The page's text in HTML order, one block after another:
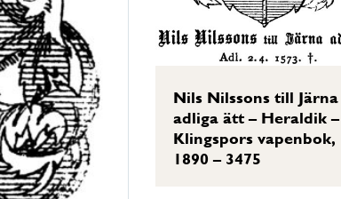
Nils Nilssons till Järna
adliga ätt – Heraldik –
Klingspors vapenbok,
1890 – 3475